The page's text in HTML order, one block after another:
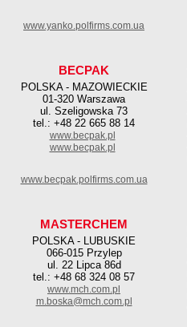
www.yanko.polfirms.com.ua
BECPAK
POLSKA - MAZOWIECKIE
01-320 Warszawa
ul. Szeligowska 73
tel.: +48 22 665 88 14
www.becpak.pl
www.becpak.pl
www.becpak.polfirms.com.ua
MASTERCHEM
POLSKA - LUBUSKIE
066-015 Przylep
ul. 22 Lipca 86d
tel.: +48 68 324 08 57
www.mch.com.pl
m.boska@mch.com.pl